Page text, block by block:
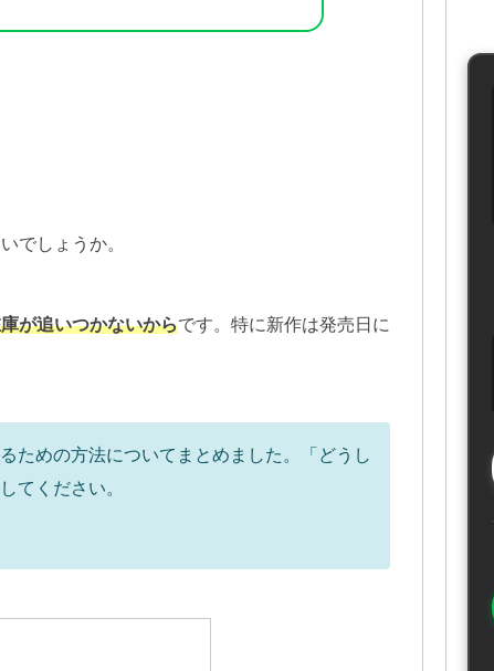
でしょうか。
が追いつかないからです。特に新作は発売日に
ための方法についてまとめました。「どうし
てください。